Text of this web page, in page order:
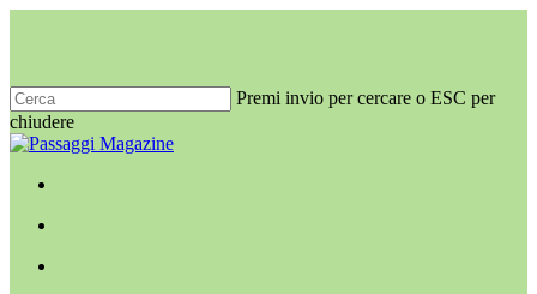
principale
Premi invio per cercare o ESC per
chiudere
Chiudi